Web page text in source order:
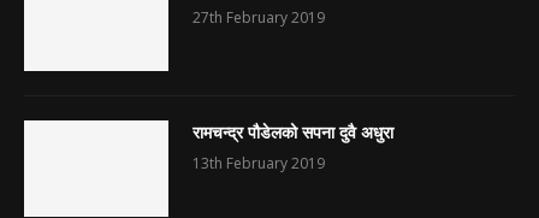
27th February 2019
रामचन्द्र पौडेलको सपना दुवै अधुरा
13th February 2019